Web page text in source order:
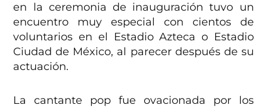
en la ceremonia de inauguración tuvo un
encuentro muy especial con cientos de
voluntarios en el Estadio Azteca o Estadio
Ciudad de México, al parecer después de su
actuación.
La cantante pop fue ovacionada por los